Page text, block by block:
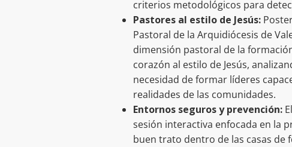
criterios metodológicos para
Pastores al estilo de Jesús:
Pastoral de la Arquidiócesis de
dimensión pastoral de la
corazón al estilo de Jesús,
necesidad de formar líderes
realidades de las comunidades.
Entornos seguros y prevención:
sesión interactiva enfocada en la
buen trato dentro de las casas de